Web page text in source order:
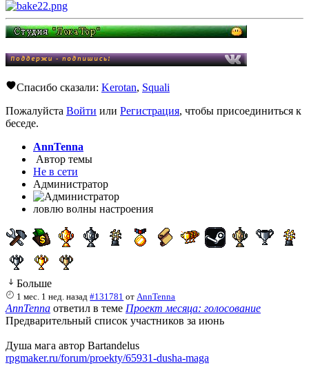
Спасибо сказали: Kerotan, Squali
Пожалуйста Войти или Регистрация, чтобы присоединиться к
беседе.
AnnTenna
Автор темы
Не в сети
Администратор
ловлю волны настроения
Больше
1 мес. 1 нед. назад #131781 от AnnTenna
AnnTenna ответил в теме Проект месяца: голосование
Предварительный список участников за июнь
Душа мага автор Bartandelus
rpgmaker.ru/forum/proekty/65931-dusha-maga